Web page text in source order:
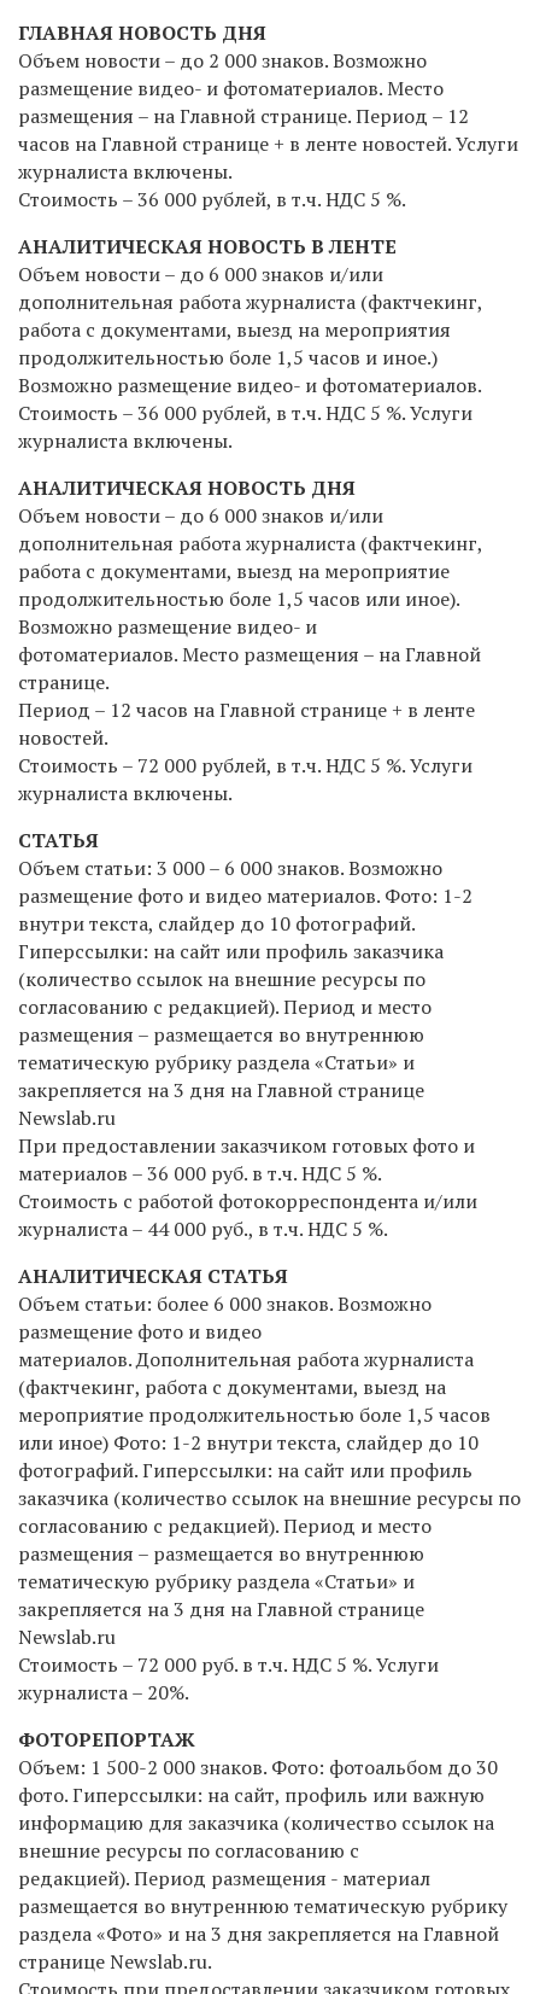
ГЛАВНАЯ НОВОСТЬ ДНЯ
Объем новости – до 2 000 знаков. Возможно
размещение видео- и фотоматериалов. Место
размещения – на Главной странице. Период – 12
часов на Главной странице + в ленте новостей. Услуги
журналиста включены.
Стоимость – 36 000 рублей, в т.ч. НДС 5 %.
АНАЛИТИЧЕСКАЯ НОВОСТЬ В ЛЕНТЕ
Объем новости – до 6 000 знаков и/или
дополнительная работа журналиста (фактчекинг,
работа с документами, выезд на мероприятия
продолжительностью боле 1,5 часов и иное.)
Возможно размещение видео- и фотоматериалов.
Стоимость – 36 000 рублей, в т.ч. НДС 5 %. Услуги
журналиста включены.
АНАЛИТИЧЕСКАЯ НОВОСТЬ ДНЯ
Объем новости – до 6 000 знаков и/или
дополнительная работа журналиста (фактчекинг,
работа с документами, выезд на мероприятие
продолжительностью боле 1,5 часов или иное).
Возможно размещение видео- и
фотоматериалов. Место размещения – на Главной
странице.
Период – 12 часов на Главной странице + в ленте
новостей.
Стоимость – 72 000 рублей, в т.ч. НДС 5 %.Услуги
журналиста включены.
СТАТЬЯ
Объем статьи: 3 000 – 6 000 знаков. Возможно
размещение фото и видео материалов. Фото: 1-2
внутри текста, слайдер до 10 фотографий.
Гиперссылки: на сайт или профиль заказчика
(количество ссылок на внешние ресурсы по
согласованию с редакцией). Период и место
размещения – размещается во внутреннюю
тематическую рубрику раздела «Статьи» и
закрепляется на 3 дня на Главной странице
Newslab.ru
При предоставлении заказчиком готовых фото и
материалов – 36 000 руб. в т.ч. НДС 5 %.
Стоимость с работой фотокорреспондента и/или
журналиста – 44 000 руб., в т.ч. НДС 5 %.
АНАЛИТИЧЕСКАЯ СТАТЬЯ
Объем статьи: более 6 000 знаков. Возможно
размещение фото и видео
материалов. Дополнительная работа журналиста
(фактчекинг, работа с документами, выезд на
мероприятие продолжительностью боле 1,5 часов
или иное) Фото: 1-2 внутри текста, слайдер до 10
фотографий. Гиперссылки: на сайт или профиль
заказчика (количество ссылок на внешние ресурсы по
согласованию с редакцией). Период и место
размещения – размещается во внутреннюю
тематическую рубрику раздела «Статьи» и
закрепляется на 3 дня на Главной странице
Newslab.ru
Стоимость – 72 000 руб. в т.ч. НДС 5 %.Услуги
журналиста – 20%.
ФОТОРЕПОРТАЖ
Объем: 1 500-2 000 знаков. Фото: фотоальбом до 30
фото. Гиперссылки: на сайт, профиль или важную
информацию для заказчика (количество ссылок на
внешние ресурсы по согласованию с
редакцией). Период размещения - материал
размещается во внутреннюю тематическую рубрику
раздела «Фото» и на 3 дня закрепляется на Главной
странице Newslab.ru.
Стоимость при предоставлении заказчиком готовых